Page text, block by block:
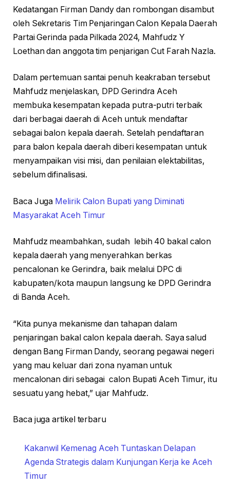
Kedatangan Firman Dandy dan rombongan disambut
oleh Sekretaris Tim Penjaringan Calon Kepala Daerah
Partai Gerinda pada Pilkada 2024, Mahfudz Y
Loethan dan anggota tim penjarigan Cut Farah Nazla.
Dalam pertemuan santai penuh keakraban tersebut
Mahfudz menjelaskan, DPD Gerindra Aceh
membuka kesempatan kepada putra-putri terbaik
dari berbagai daerah di Aceh untuk mendaftar
sebagai balon kepala daerah. Setelah pendaftaran
para balon kepala daerah diberi kesempatan untuk
menyampaikan visi misi, dan penilaian elektabilitas,
sebelum difinalisasi.
Baca Juga Melirik Calon Bupati yang Diminati
Masyarakat Aceh Timur
Mahfudz meambahkan, sudah lebih 40 bakal calon
kepala daerah yang menyerahkan berkas
pencalonan ke Gerindra, baik melalui DPC di
kabupaten/kota maupun langsung ke DPD Gerindra
di Banda Aceh.
“Kita punya mekanisme dan tahapan dalam
penjaringan bakal calon kepala daerah. Saya salud
dengan Bang Firman Dandy, seorang pegawai negeri
yang mau keluar dari zona nyaman untuk
mencalonan diri sebagai calon Bupati Aceh Timur, itu
sesuatu yang hebat,” ujar Mahfudz.
Baca juga artikel terbaru
Kakanwil Kemenag Aceh Tuntaskan Delapan
Agenda Strategis dalam Kunjungan Kerja ke Aceh
Timur